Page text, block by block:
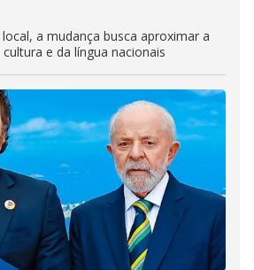
a mudança busca aproximar a
e da língua nacionais